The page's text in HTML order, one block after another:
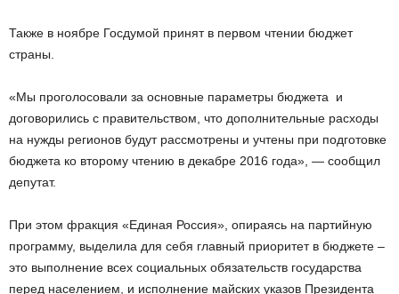
Также в ноябре Госдумой принят в первом чтении бюджет
страны.
«Мы проголосовали за основные параметры бюджета и
договорились с правительством, что дополнительные расходы
на нужды регионов будут рассмотрены и учтены при подготовке
бюджета ко второму чтению в декабре 2016 года», — сообщил
депутат.
При этом фракция «Единая Россия», опираясь на партийную
программу, выделила для себя главный приоритет в бюджете –
это выполнение всех социальных обязательств государства
перед населением, и исполнение майских указов Президента